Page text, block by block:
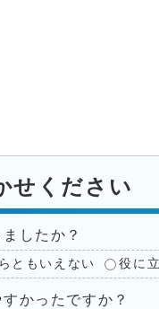
せください
したか？
ともいえない 役に
かったですか？